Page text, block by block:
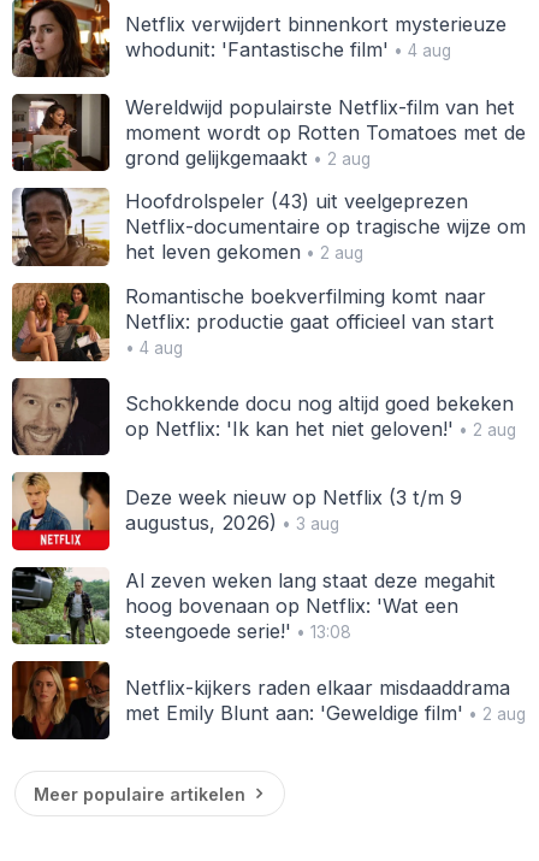
Netflix verwijdert binnenkort mysterieuze
whodunit: 'Fantastische film' • 4 aug
Wereldwijd populairste Netflix-film van het
moment wordt op Rotten Tomatoes met de
grond gelijkgemaakt • 2 aug
Hoofdrolspeler (43) uit veelgeprezen
Netflix-documentaire op tragische wijze om
het leven gekomen• 2 aug
Romantische boekverfilming komt naar
Netflix: productie gaat officieel van start
• 4 aug
Schokkende docu nog altijd goed bekeken
op Netflix: 'Ik kan het niet geloven!' • 2 aug
Deze week nieuw op Netflix (3 t/m 9
augustus, 2026) • 3 aug
Al zeven weken lang staat deze megahit
hoog bovenaan op Netflix: 'Wat een
steengoede serie!' • 13:08
Netflix-kijkers raden elkaar misdaaddrama
met Emily Blunt aan: 'Geweldige film' • 2 aug
Meer populaire artikelen